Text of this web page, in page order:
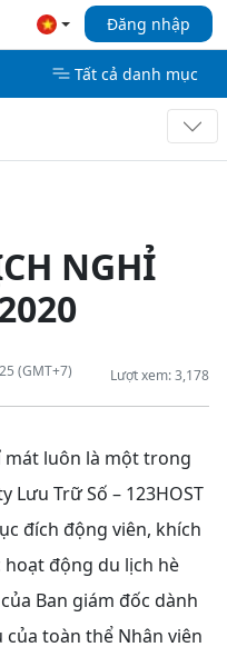
Đăng nhập
Tất cả danh mục
NGHỈ
Lượt xem: 3,178
(GMT+7)
mát luôn là một trong
Trữ Số – 123HOST
đích động viên, khích
hoạt động du lịch hè
Ban giám đốc dành
toàn thể Nhân viên